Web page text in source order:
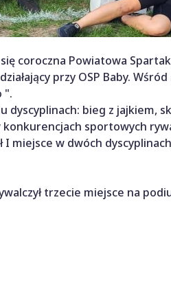
coroczna Powiatowa
przy OSP Baby.
".
dyscyplinach: bieg z jajkiem,
sportowych
I miejsce w dwóch
trzecie miejsce na